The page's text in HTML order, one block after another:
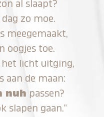
al slaapt?
zo moe.
meegemaakt,
oogjes toe.
het licht uitging,
aan de maan:
nuh passen?
slapen gaan.”